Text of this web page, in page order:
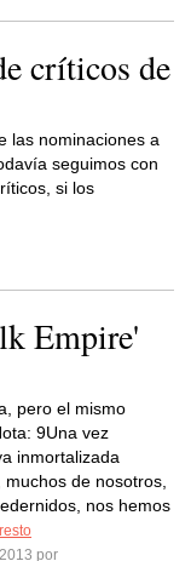
críticos de
las nominaciones a
seguimos con
si los
Empire'
pero el mismo
9Una vez
inmortalizada
muchos de nosotros,
nos hemos
por